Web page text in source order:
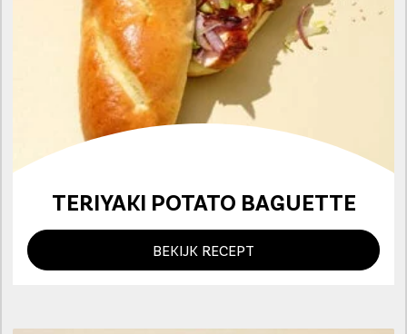
TERIYAKI POTATO BAGUETTE
BEKIJK RECEPT